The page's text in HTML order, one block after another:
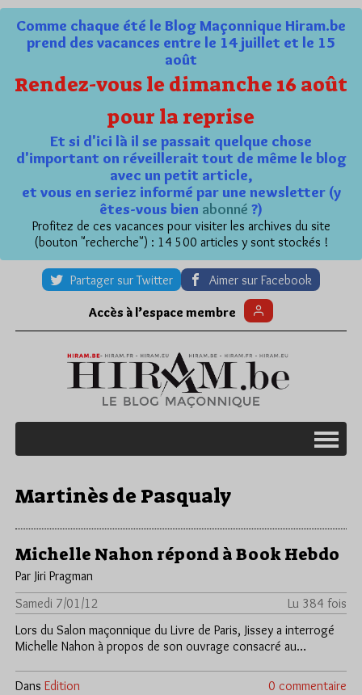
Comme chaque été le Blog Maçonnique Hiram.be
prend des vacances entre le 14 juillet et le 15
août
Rendez-vous le dimanche 16 août
pour la reprise
Et si d'ici là il se passait quelque chose
d'important on réveillerait tout de même le blog
avec un petit article,
et vous en seriez informé par une newsletter (y
êtes-vous bien abonné ?)
Profitez de ces vacances pour visiter les archives du site
(bouton "recherche") : 14 500 articles y sont stockés !
Partager sur Twitter Aimer sur Facebook
Accès à l’espace membre
Martinès de Pasqualy
Michelle Nahon répond à Book Hebdo
Par Jiri Pragman
Samedi 7/01/12
Lu 384 fois
Lors du Salon maçonnique du Livre de Paris, Jissey a interrogé
Michelle Nahon à propos de son ouvrage consacré au…
Dans Edition 0 commentaire